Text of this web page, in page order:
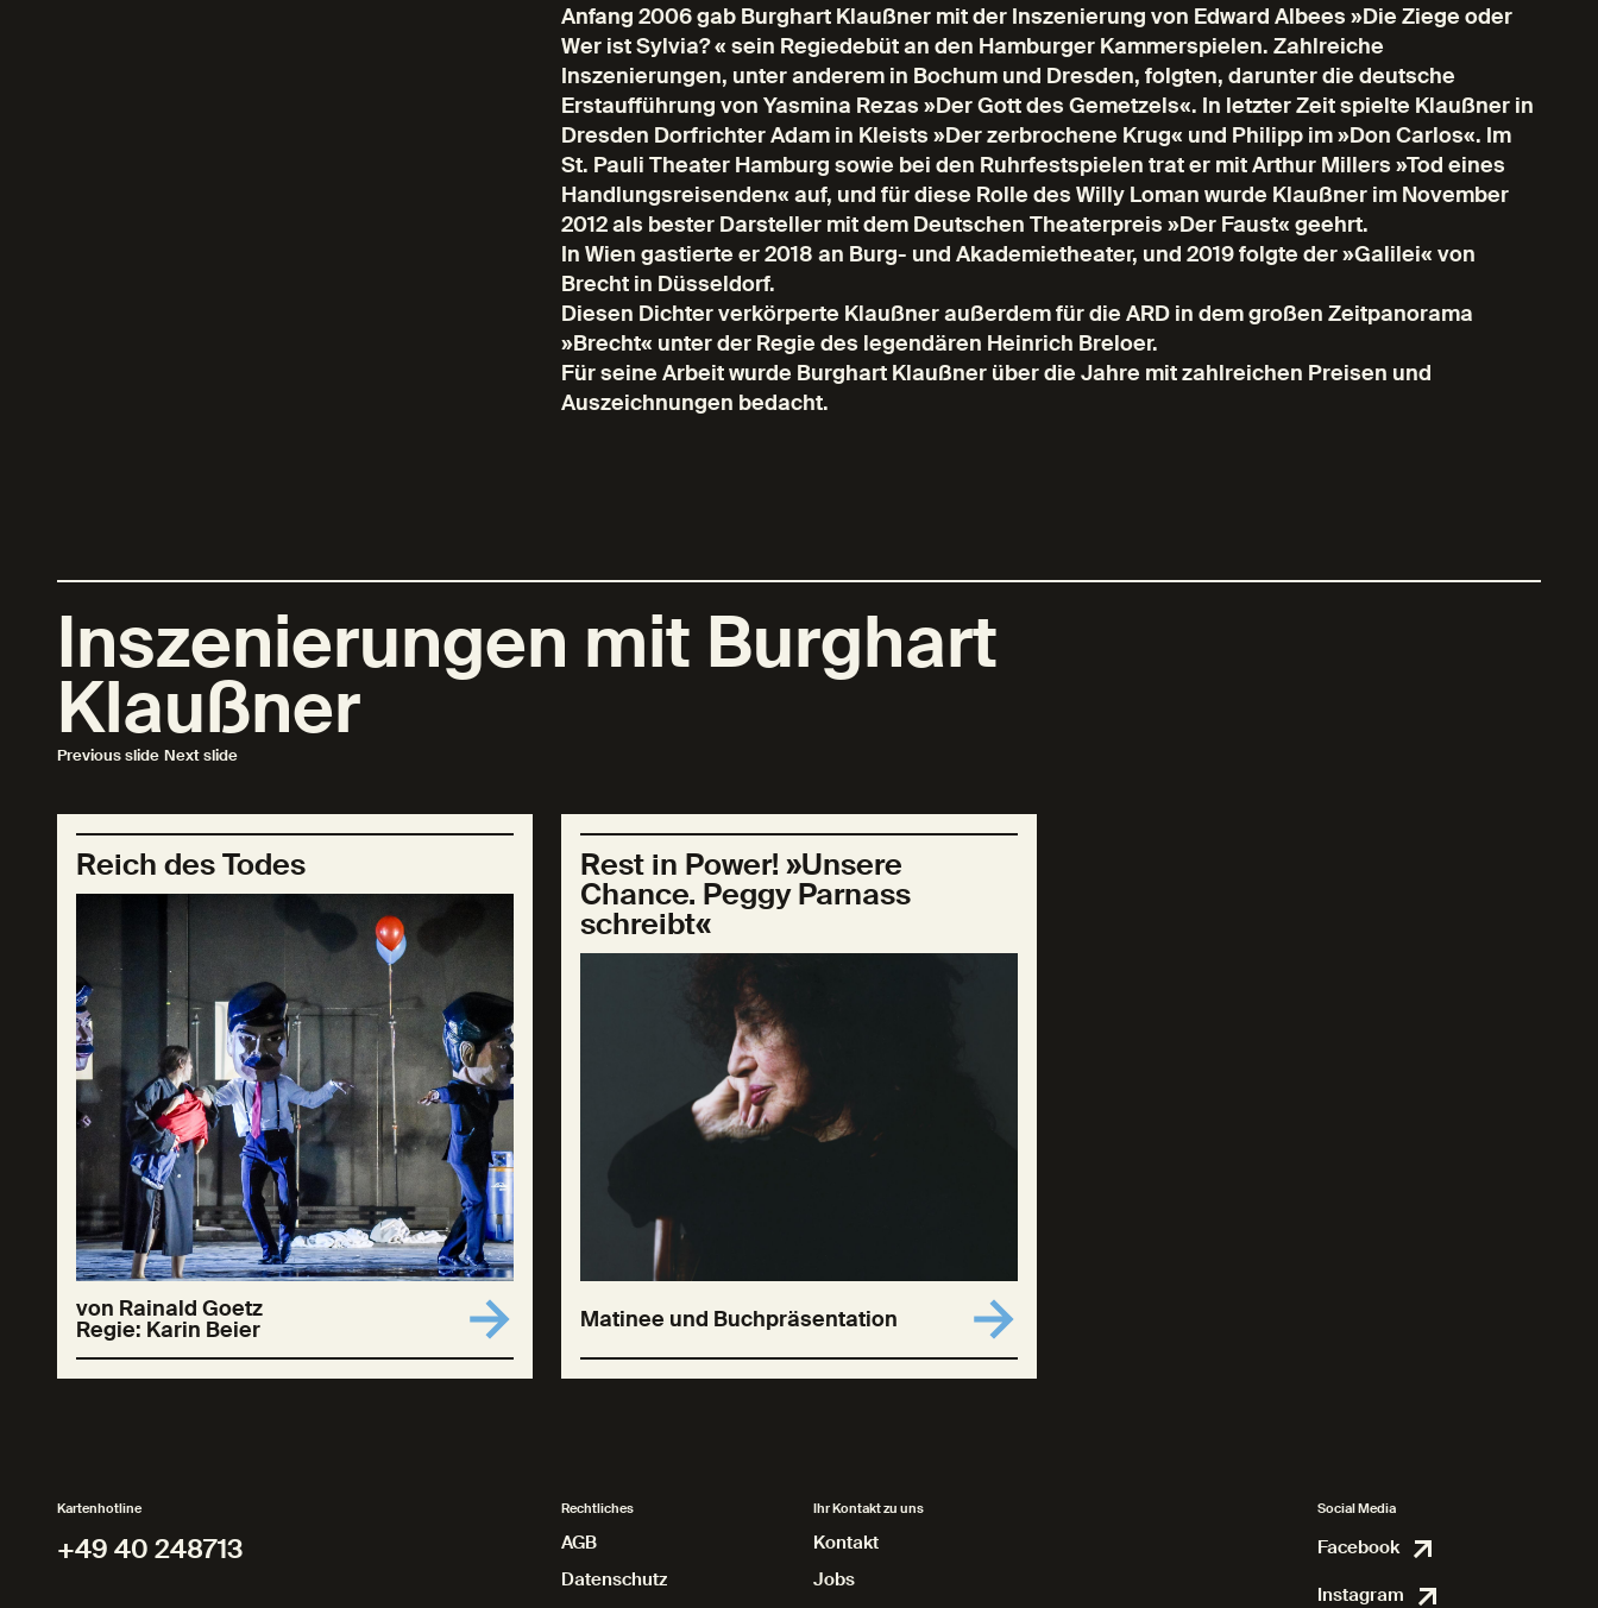
Anfang 2006 gab Burghart Klaußner mit der Inszenierung von Edward Albees »Die Ziege oder
Wer ist Sylvia? « sein Regiedebüt an den Hamburger Kammerspielen. Zahlreiche
Inszenierungen, unter anderem in Bochum und Dresden, folgten, darunter die deutsche
Erstaufführung von Yasmina Rezas »Der Gott des Gemetzels«. In letzter Zeit spielte Klaußner in
Dresden Dorfrichter Adam in Kleists »Der zerbrochene Krug« und Philipp im »Don Carlos«. Im
St. Pauli Theater Hamburg sowie bei den Ruhrfestspielen trat er mit Arthur Millers »Tod eines
Handlungsreisenden« auf, und für diese Rolle des Willy Loman wurde Klaußner im November
2012 als bester Darsteller mit dem Deutschen Theaterpreis »Der Faust« geehrt.
In Wien gastierte er 2018 an Burg- und Akademietheater, und 2019 folgte der »Galilei« von
Brecht in Düsseldorf.
Diesen Dichter verkörperte Klaußner außerdem für die ARD in dem großen Zeitpanorama
»Brecht« unter der Regie des legendären Heinrich Breloer.
Für seine Arbeit wurde Burghart Klaußner über die Jahre mit zahlreichen Preisen und
Auszeichnungen bedacht.
Inszenierungen mit Burghart
Klaußner
Previous slide Next slide
Reich des Todes
von Rainald Goetz
Regie: Karin Beier
Rest in Power! »Unsere
Chance. Peggy Parnass
schreibt«
Matinee und Buchpräsentation
Kartenhotline
+49 40 248713
Rechtliches
AGB
Datenschutz
Datenschutz
Ihr Kontakt zu uns
Kontakt
Jobs
Social Media
Facebook
Instagram